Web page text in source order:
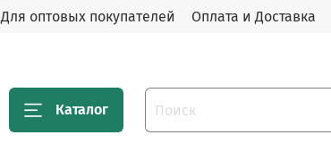
Для оптовых покупателей Оплата и Доставка
Каталог